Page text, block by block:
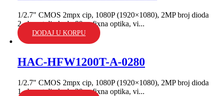
1/2.7" CMOS 2mpx cip, 1080P (1920×1080), 2MP broj dioda
2, domet dioda do 80m; fixna optika, vi...
DODAJ U KORPU
HAC-HFW1200T-A-0280
1/2.7" CMOS 2mpx cip, 1080P (1920×1080), 2MP broj dioda
1, domet dioda do 30m; fixna optika, vi...